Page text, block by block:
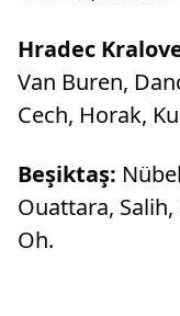
Hradec
Van Buren,
Cech, Horak,
Beşiktaş:
Ouattara,
Oh.